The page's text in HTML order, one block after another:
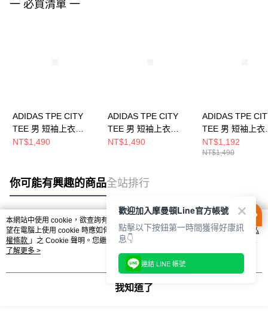
一 必買清單 一
ADIDAS TPE CITY
TEE 男 短袖上衣
KE1334
NT$1,490
ADIDAS TPE CITY
TEE 男 短袖上衣
KE1333
NT$1,490
ADIDAS TPE
TEE 男 短袖上衣
KR1711
NT$1,192
NT$1,490
你可能有興趣的商品全站排行
熱門標籤
本網站中使用 cookie，欲查詢有關本網站使用 cookie 方式之詳情，及若您不希
望在電腦上使用 cookie 時應如何變更電腦的 cookie 設定，請參閱本網站「
隱私
權條款 」之 Cookie 聲明。您繼續使用本網站即表示您同意本公司得按本網站使
用條款之 Cookie 聲明使用 cookie。
了解更多 >
我知道了
歡迎加入摩曼頓Line官方帳號
點擊以下按鈕第一時間獲得好康訊
息👇
連結 LINE 帳號